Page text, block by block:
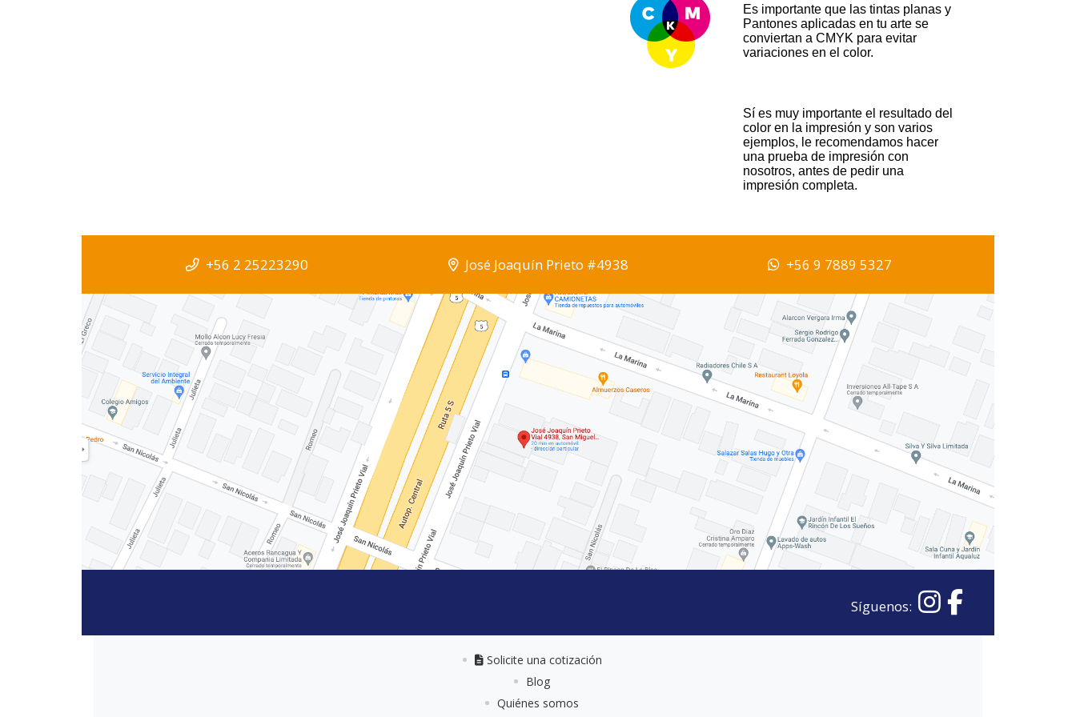
Es importante que las tintas planas y
Pantones aplicadas en tu arte se
conviertan a CMYK para evitar
variaciones en el color.
Sí es muy importante el resultado del
color en la impresión y son varios
ejemplos, le recomendamos hacer
una prueba de impresión con
nosotros, antes de pedir una
impresión completa.
+56 2 25223290 José Joaquín Prieto #4938 +56 9 7889 5327
Síguenos:
Solicite una cotización
Solicite una cotización
Blog
Quiénes somos